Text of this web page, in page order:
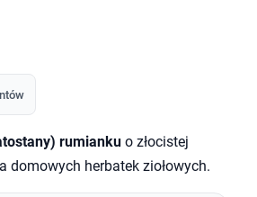
rumiankuo złocistej
domowych herbatek ziołowych.